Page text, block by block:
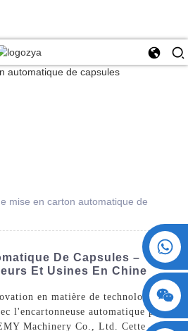
mise en carton automatique de
De Capsules –
Et Usines En Chine
en matière de technologie
l'encartonneuse automatique pour
Machinery Co., Ltd. Cette